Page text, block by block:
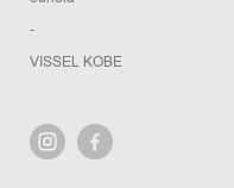
-
VISSEL KOBE